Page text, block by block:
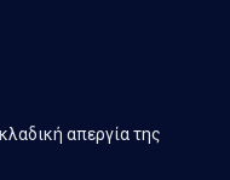
απεργία της